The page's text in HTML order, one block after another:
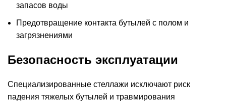
запасов воды
Предотвращение контакта бутылей с полом и
загрязнениями
Безопасность эксплуатации
Специализированные стеллажи исключают риск
падения тяжелых бутылей и травмирования